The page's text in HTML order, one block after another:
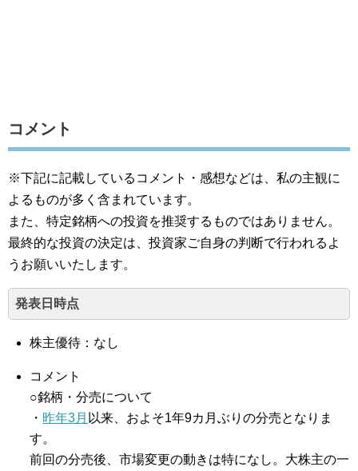
コメント
※下記に記載しているコメント・感想などは、私の主観に
よるものが多く含まれています。
また、特定銘柄への投資を推奨するものではありません。
最終的な投資の決定は、投資家ご自身の判断で行われるよ
うお願いいたします。
発表日時点
株主優待：なし
コメント
○銘柄・分売について
・ 昨年3月 以来、およそ1年9カ月ぶりの分売となりま
す。
前回の分売後、市場変更の動きは特になし。大株主の一